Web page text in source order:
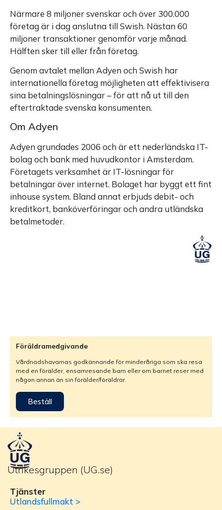
Närmare 8 miljoner svenskar och över 300.000
företag är i dag anslutna till Swish. Nästan 60
miljoner transaktioner genomför varje månad.
Hälften sker till eller från företag.
Genom avtalet mellan Adyen och Swish har
internationella företag möjligheten att effektivisera
sina betalningslösningar – för att nå ut till den
eftertraktade svenska konsumenten.
Om Adyen
Adyen grundades 2006 och är ett nederländska IT-
bolag och bank med huvudkontor i Amsterdam.
Företagets verksamhet är IT-lösningar för
betalningar över internet. Bolaget har byggt ett fint
inhouse system. Bland annat erbjuds debit- och
kreditkort, banköverföringar och andra utländska
betalmetoder.
Föräldramedgivande
Vårdnadshavarnas godkännande för minderåriga som ska resa
med en förälder, ensamresande barn eller om barnet reser med
någon annan än sin förälder/föräldrar.
Beställ
Utrikesgruppen (UG.se)
Tjänster
Utlandsfullmakt >